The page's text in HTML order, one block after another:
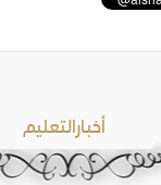
أخبارالتعليم